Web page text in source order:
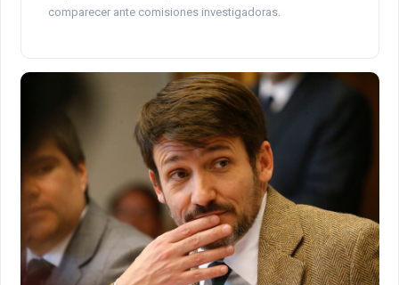
comparecer ante comisiones investigadoras.